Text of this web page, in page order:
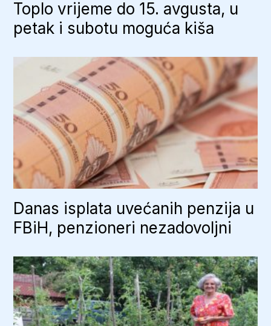
Toplo vrijeme do 15. avgusta, u
petak i subotu moguća kiša
Danas isplata uvećanih penzija u
FBiH, penzioneri nezadovoljni